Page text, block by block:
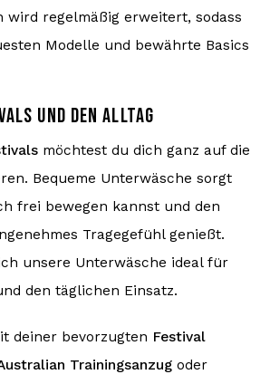
wird regelmäßig erweitert, sodass
Modelle und bewährte Basics
UND DEN ALLTAG
möchtest du dich ganz auf die
Bequeme Unterwäsche sorgt
frei bewegen kannst und den
Tragegefühl genießt.
unsere Unterwäsche ideal für
den täglichen Einsatz.
deiner bevorzugten Festival
Trainingsanzug oder